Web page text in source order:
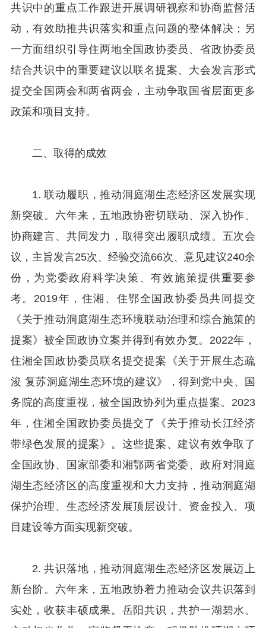
共识中的重点工作跟进开展调研视察和协商监督活
动，有效助推共识落实和重点问题的整体解决；另
一方面组织引导住两地全国政协委员、省政协委员
结合共识中的重要建议以联名提案、大会发言形式
提交全国两会和两省两会，主动争取国省层面更多
政策和项目支持。
二、取得的成效
1. 联动履职，推动洞庭湖生态经济区发展实现
新突破。六年来，五地政协密切联动、深入协作、
协商建言、共同发力，取得突出履职成绩。五次会
议，主旨发言25次、经验交流66次、意见建议240余
份，为党委政府科学决策、有效施策提供重要参
考。2019年，住湘、住鄂全国政协委员共同提交
《关于推动洞庭湖生态环境联动治理和综合施策的
提案》被全国政协立案并得到有效办复。2022年，
住湘全国政协委员联名提交提案《关于开展生态疏
浚 复苏洞庭湖生态环境的建议》，得到党中央、国
务院的高度重视，被全国政协列为重点提案。2023
年，住湘全国政协委员提交了《关于推动长江经济
带绿色发展的提案》。这些提案、建议有效争取了
全国政协、国家部委和湘鄂两省党委、政府对洞庭
湖生态经济区的高度重视和大力支持，推动洞庭湖
保护治理、生态经济发展顶层设计、资金投入、项
目建设等方面实现新突破。
2. 共识落地，推动洞庭湖生态经济区发展迈上
新台阶。六年来，五地政协着力推动会议共识落到
实处，收获丰硕成果。岳阳共识，共护一湖碧水。